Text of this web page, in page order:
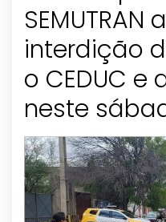
SEMUTRAN
interdição
o CEDUC e
neste